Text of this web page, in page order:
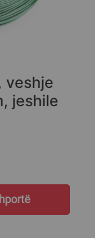
veshje
jeshile